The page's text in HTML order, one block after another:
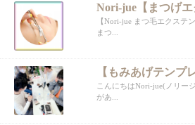
【Nori-jue まつ毛エクステ
まつ...
こんにちはNori-jue(ノリー
があ...